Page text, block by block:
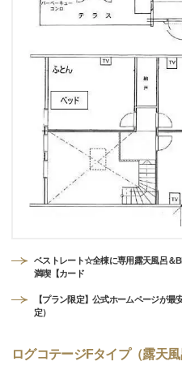
ベストレート☆全棟に専用露天風呂＆
満喫【カード
【プラン限定】公式ホームページが
定）
ログコテージFタイプ（露天風